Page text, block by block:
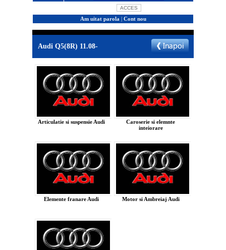
Am uitat parola | Cont nou
Audi Q5(8R) 11.08-
Articulatie si suspensie Audi
Caroserie si elemnte
inteiorare
Elemente franare Audi Motor si Ambreiaj Audi